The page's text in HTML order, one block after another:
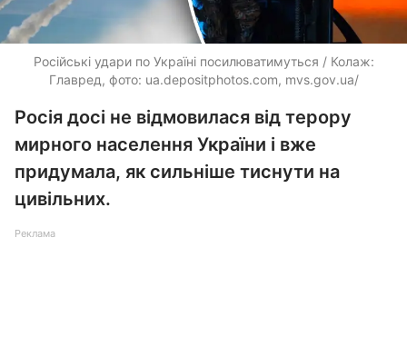
Російські удари по Україні посилюватимуться / Колаж:
Главред, фото: ua.depositphotos.com, mvs.gov.ua/
Росія досі не відмовилася від терору
мирного населення України і вже
придумала, як сильніше тиснути на
цивільних.
Реклама